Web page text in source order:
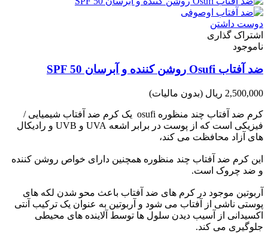
دوست داشتن
اشتراک گذاری
ناموجود
ضد آفتاب Osufi روشن کننده و آبرسان SPF 50
2,500,000 ریال (بدون مالیات)
کرم ضد آفتاب چند منظوره osufi یک کرم ضد آفتاب شیمیایی /
فیزیکی است که از پوست در برابر اشعه UVA و UVB و رادیکال
های آزاد محافظت می کند،
این کرم ضد آفتاب چند منظوره همچنین دارای خواص روشن کننده
و ضد چروک است.
آربوتین موجود در کرم های ضد آفتاب باعث محو شدن لکه های
پوستی ناشی از آفتاب می شود و آربوتین به عنوان یک ترکیب آنتی
اکسیدانی از آسیب دیدن سلول ها توسط آلاینده های محیطی
جلوگیری می کند.